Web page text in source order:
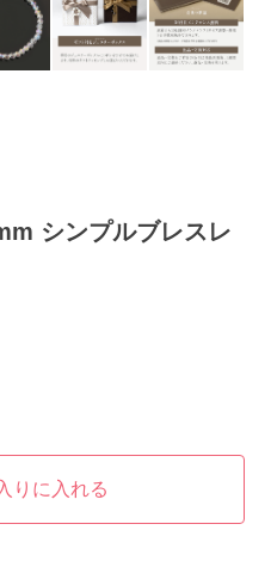
シンプルブレスレ
りに入れる